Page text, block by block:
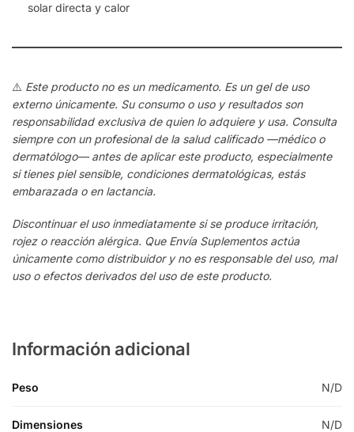
solar directa y calor
⚠️ Este producto no es un medicamento. Es un gel de uso
externo únicamente. Su consumo o uso y resultados son
responsabilidad exclusiva de quien lo adquiere y usa. Consulta
siempre con un profesional de la salud calificado —médico o
dermatólogo— antes de aplicar este producto, especialmente
si tienes piel sensible, condiciones dermatológicas, estás
embarazada o en lactancia.
Discontinuar el uso inmediatamente si se produce irritación,
rojez o reacción alérgica. Que Envía Suplementos actúa
únicamente como distribuidor y no es responsable del uso, mal
uso o efectos derivados del uso de este producto.
Información adicional
Peso N/D
Dimensiones N/D